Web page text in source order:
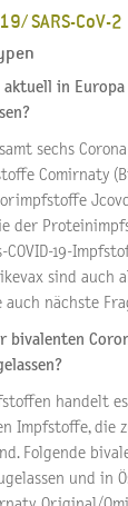
SARS-CoV-2
in Europa
sechs
Comirnaty
der
19-
sind auch
nächste
bivalenten
handelt
Impfstoffe, die
Folgende
und in